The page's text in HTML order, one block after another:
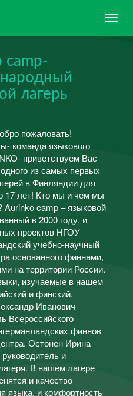
camp-
лагерь
пожаловать!
команда языкового
приветствуем Вас
из самых первых
в Финляндии для
17 лет! Кто мы и чем мы
Aurinko camp – языковой
в 2000 году, и
проектов НГОУ
учебно-научный
основанного финнами,
на территории России.
изучаемые в нашем
и финский.
Иванович-
Всероссийского
финнов
Остонен Ирина
и
В нашем лагере
и качество
языка, и комфортность